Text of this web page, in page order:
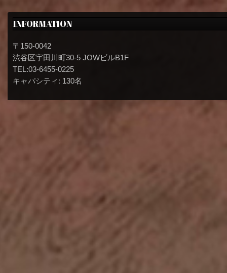
INFORMATION
〒150-0042
渋谷区宇田川町30-5 JOWビルB1F
TEL:03-6455-0225
キャパシティ: 130名